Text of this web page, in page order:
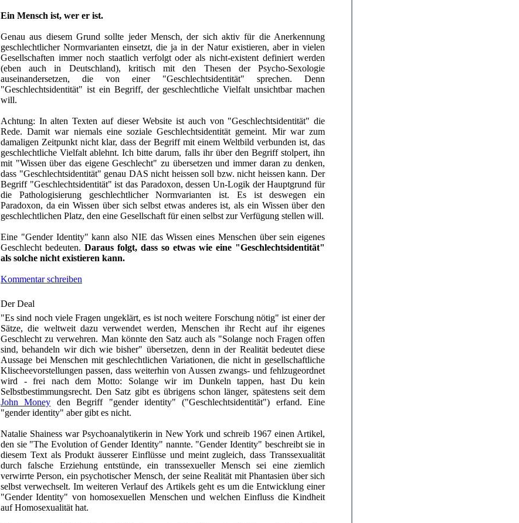
Ein Mensch ist, wer er ist.
Genau aus diesem Grund sollte jeder Mensch, der sich aktiv für die Anerkennung
geschlechtlicher Normvarianten einsetzt, die ja in der Natur existieren, aber in vielen
Gesellschaften immer noch staatlich verfolgt oder als nicht-existent definiert werden
(eben auch in Deutschland), kritisch mit den Thesen der Psycho-Sexologie
auseinandersetzen, die von einer "Geschlechtsidentität" sprechen. Denn
"Geschlechtsidentität" ist ein Begriff, der geschlechtliche Vielfalt unsichtbar machen
will.
Achtung: In alten Texten auf dieser Website ist auch von "Geschlechtsidentität" die
Rede. Damit war niemals eine soziale Geschlechtsidentität gemeint. Mir war zum
damaligen Zeitpunkt nicht klar, dass der Begriff mit einem Weltbild verbunden ist, das
geschlechtliche Vielfalt ablehnt. Ich bitte darum, falls ihr über den Begriff stolpert, ihn
mit "Wissen über das eigene Geschlecht" zu übersetzen und immer daran zu denken,
dass "Geschlechtsidentität" genau DAS nicht heissen soll bzw. nicht heissen kann. Der
Begriff "Geschlechtsidentität" ist das Paradoxon, dessen Un-Logik der Hauptgrund für
die Pathologisierung geschlechtlicher Normvarianten ist. Es ist deswegen ein
Paradoxon, da ein Wissen über sich selbst etwas anderes ist, als ein Wissen über den
geschlechtlichen Platz, den eine Gesellschaft für einen selbst zur Verfügung stellen will.
Eine "Gender Identity" kann also NIE das Wissen eines Menschen über sein eigenes
Geschlecht bedeuten. Daraus folgt, dass so etwas wie eine "Geschlechtsidentität"
als solche nicht existieren kann.
Kommentar schreiben
Der Deal
"Es sind noch viele Fragen ungeklärt, es ist noch weitere Forschung nötig" ist einer der
Sätze, die weltweit dazu verwendet werden, Menschen ihr Recht auf ihr eigenes
Geschlecht zu verwehren. Man könnte den Satz auch als "Solange noch Fragen offen
sind, behandeln wir dich wie bisher" übersetzen, denn in der Realität bedeutet diese
Aussage bei Menschen mit geschlechtlichen Variationen, die nicht in gesellschaftliche
Klischeevorstellungen passen, dass weiterhin von Aussen zwangs- und fehlzugeordnet
wird - frei nach dem Motto: Solange wir im Dunkeln tappen, hast Du kein
Selbstbestimmungsrecht. Den Satz gibt es übrigens schon länger, spätestens seit dem
John Money den Begriff "gender identity" ("Geschlechtsidentität") erfand. Eine
"gender identity" aber gibt es nicht.
Natalie Shainess war Psychoanalytikerin in New York und schreib 1967 einen Artikel,
den sie "The Evolution of Gender Identity" nannte. "Gender Identity" beschreibt sie in
diesem Text als Produkt äusserer Einflüsse und meint zugleich, dass Transsexualität
durch falsche Erziehung entstünde, ein transsexueller Mensch sei eine ziemlich
verwirrte Person, ein psychotischer Mensch, der seine Realität mit Phantasien über sich
selbst verwechselt. Im weiteren Verlauf des Artikels geht es um die Entwicklung einer
"Gender Identity" von homosexuellen Menschen und welchen Einfluss die Kindheit
auf Homosexualität hat.